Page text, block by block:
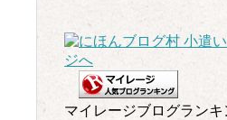
マイレージブログランキ